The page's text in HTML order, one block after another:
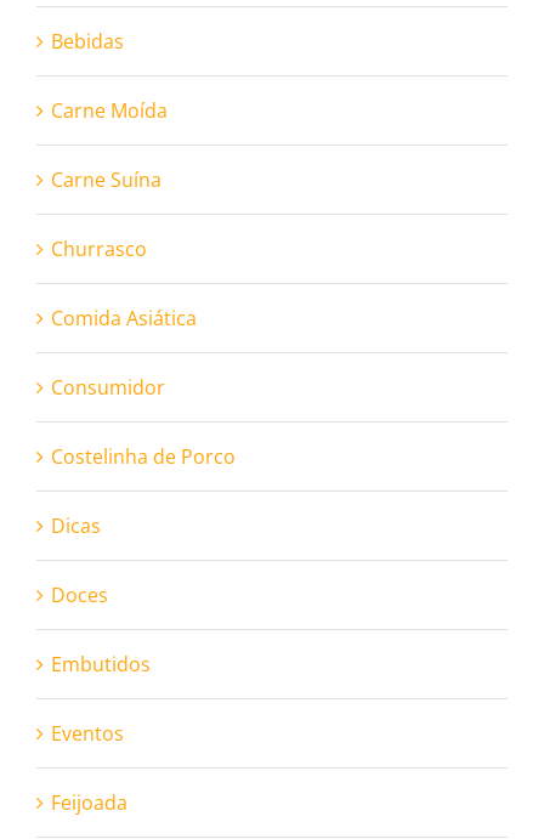
Bebidas
Carne Moída
Carne Suína
Churrasco
Comida Asiática
Consumidor
Costelinha de Porco
Dicas
Doces
Embutidos
Eventos
Feijoada